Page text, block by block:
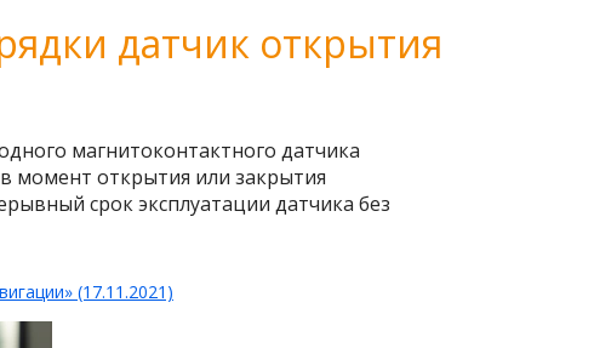
датчик открытия
магнитоконтактного датчика
момент открытия или закрытия
срок эксплуатации датчика без